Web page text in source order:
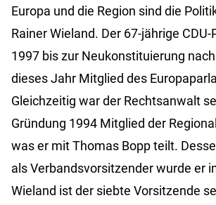
Europa und die Region sind die
Rainer Wieland. Der 67-jährige
1997 bis zur Neukonstituierung nach
dieses Jahr Mitglied des
Gleichzeitig war der Rechtsanwalt
Gründung 1994 Mitglied der
was er mit Thomas Bopp teilt.
als Verbandsvorsitzender wurde er
Wieland ist der siebte Vorsitzende